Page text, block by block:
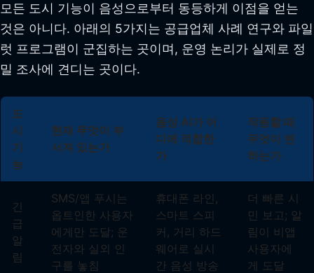
모든 도시 기능이 음성으로부터 동등하게 이점을 얻는
것은 아니다. 아래의 5가지는 공급업체 사례 연구와 파일
럿 프로그램이 군집하는 곳이며, 운영 논리가 실제로 정
밀 조사에 견디는 곳이다.
도
시
기
능
현재 무엇이 부
서져 있는가
음성 AI가 어
디에 적합한
가
작동할 때
무엇이 변
하는가
긴
급
알
림
SMS/앱 푸시는
옵트인한 사용자
에게만 도달; 운
전자와 실외 인
구를 놓침
휴대폰 라인,
스마트 스피
커, 거리 하드
웨어로 실시
간 음성 방송
더 빠른 시
민 보고; 알
림이 비앱
사용자에
게 도달